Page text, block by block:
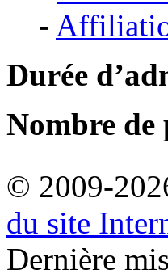
-
Durée
Nombre de
© 2009-
du site
Dernière